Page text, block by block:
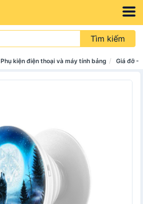
Tìm kiếm
Phụ kiện điện thoại và máy tính bảng Giá đỡ -